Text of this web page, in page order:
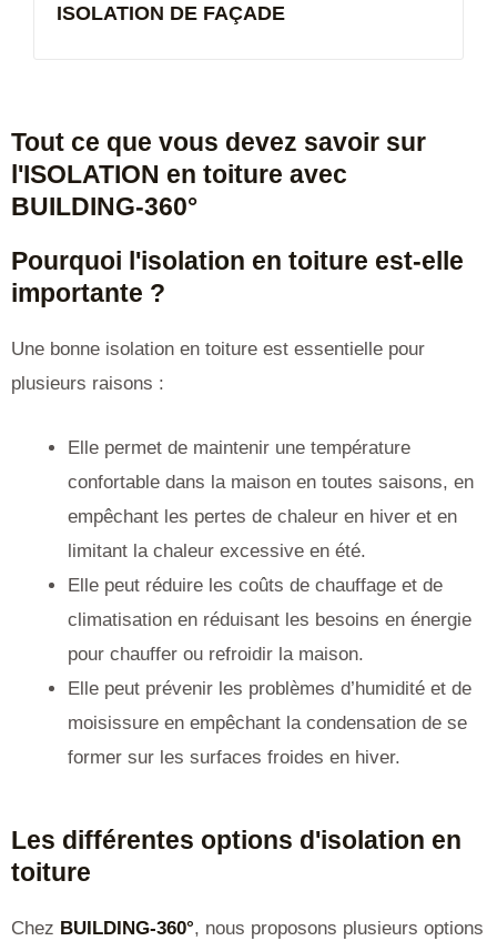
ISOLATION DE FAÇADE
Tout ce que vous devez savoir sur
l'ISOLATION en toiture avec
BUILDING-360°
Pourquoi l'isolation en toiture est-elle
importante ?
Une bonne isolation en toiture est essentielle pour
plusieurs raisons :
Elle permet de maintenir une température
confortable dans la maison en toutes saisons, en
empêchant les pertes de chaleur en hiver et en
limitant la chaleur excessive en été.
Elle peut réduire les coûts de chauffage et de
climatisation en réduisant les besoins en énergie
pour chauffer ou refroidir la maison.
Elle peut prévenir les problèmes d’humidité et de
moisissure en empêchant la condensation de se
former sur les surfaces froides en hiver.
Les différentes options d'isolation en
toiture
Chez BUILDING-360°, nous proposons plusieurs options